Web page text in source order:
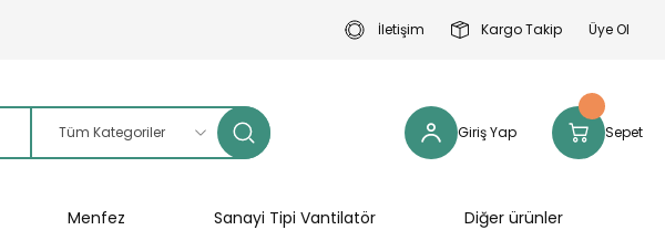
İletişim Kargo Takip Üye Ol
Giriş Yap Sepet
Menfez Sanayi Tipi Vantilatör Diğer ürünler